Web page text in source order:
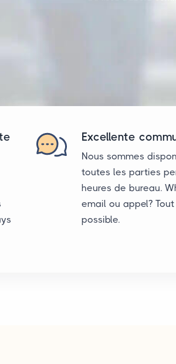
Excellente
Nous sommes
toutes les parties
heures de bureau.
email ou appel?
possible.